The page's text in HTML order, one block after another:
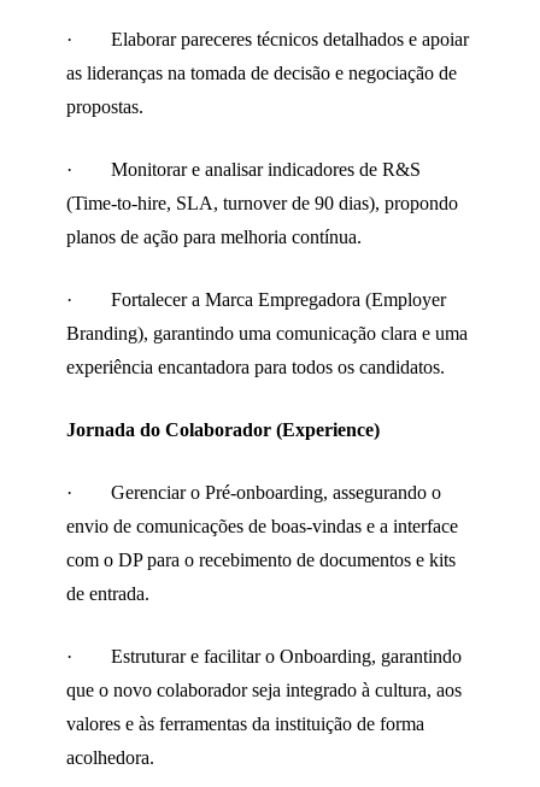
· Elaborar pareceres técnicos detalhados e apoiar
as lideranças na tomada de decisão e negociação de
propostas.
· Monitorar e analisar indicadores de R&S
(Time-to-hire, SLA, turnover de 90 dias), propondo
planos de ação para melhoria contínua.
· Fortalecer a Marca Empregadora (Employer
Branding), garantindo uma comunicação clara e uma
experiência encantadora para todos os candidatos.
Jornada do Colaborador (Experience)
· Gerenciar o Pré-onboarding, assegurando o
envio de comunicações de boas-vindas e a interface
com o DP para o recebimento de documentos e kits
de entrada.
· Estruturar e facilitar o Onboarding, garantindo
que o novo colaborador seja integrado à cultura, aos
valores e às ferramentas da instituição de forma
acolhedora.